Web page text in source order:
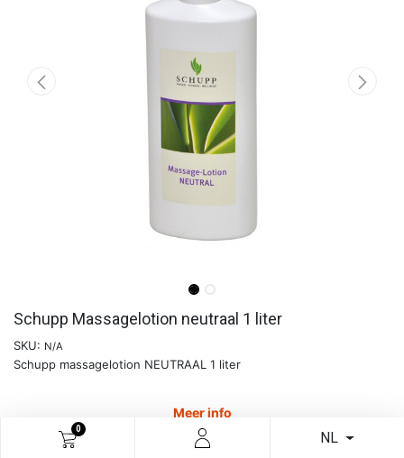
0
NL
Schupp Massagelotion neutraal 1 liter
SKU: N/A
Schupp massagelotion NEUTRAAL 1 liter
Meer info
15,20